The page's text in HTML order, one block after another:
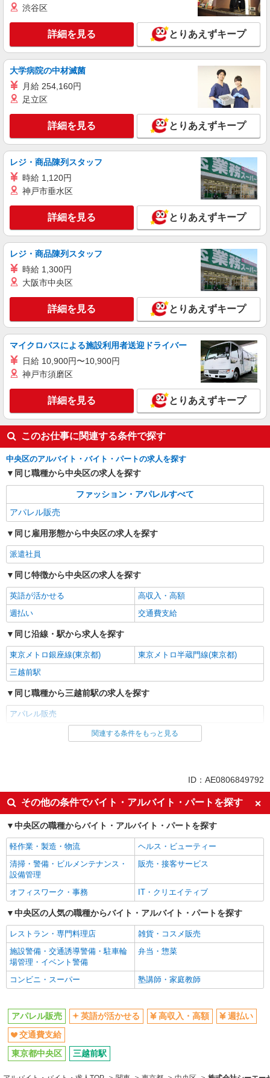
［アルバイト］時給1,500円 ※経験・能力によ
り優遇します。
日本橋高島屋S.C. 新館： 東京都中央区日本
橋2-5-1
キープ 詳細を見る
契約社員
REGAL ヤエチカ
REGALの革靴の販売・接客スタッフ
月給214,500円〜215,500円 ※経験・能力に
よる ※試用期間（3〜6ヶ月※勤務内容による）は
東京都中央区八重洲2-1 八重洲地下街外堀地下
キープ 詳細を見る
リゼッタ
［パート］時給1,230〜1,300円 ※経験・能力
により優遇します。
日本橋高島屋S.C. 新館：東京都中央区日本橋
2-5-1
キープ 詳細を見る
契約社員
REGAL SHOES 銀座数寄屋橋店
REGALの革靴の販売・接客スタッフ
月給214,500円〜215,500円 ※経験・能力に
よる ※試用期間（3〜6ヶ月※勤務内容による）は
時給1,250円
東京都中央区銀座4-2-12 銀座クリスタルビル
1F
キープ 詳細を見る
渋谷区
詳細を見る とりあえずキープ
大学病院の中材滅菌
月給 254,160円
足立区
詳細を見る とりあえずキープ
レジ・商品陳列スタッフ
時給 1,120円
神戸市垂水区
詳細を見る とりあえずキープ
レジ・商品陳列スタッフ
時給 1,300円
大阪市中央区
詳細を見る とりあえずキープ
マイクロバスによる施設利用者送迎ドライバー
日給 10,900円〜10,900円
神戸市須磨区
詳細を見る とりあえずキープ
このお仕事に関連する条件で探す
中央区のアルバイト・バイト・パートの求人を探す
同じ職種から中央区の求人を探す
ファッション・アパレルすべて
アパレル販売
同じ雇用形態から中央区の求人を探す
派遣社員
同じ特徴から中央区の求人を探す
英語が活かせる
高収入・高額
週払い
交通費支給
同じ沿線・駅から求人を探す
東京メトロ銀座線(東京都)
東京メトロ半蔵門線(東京都)
三越前駅
同じ職種から三越前駅の求人を探す
アパレル販売
同じ雇用形態から三越前駅の求人を探す
英語が活かせる
高収入・高額
週払い
交通費支給
ファッション・アパレル
アパレル販売
同じ特徴から求人を探す
英語が活かせる 交通費支給
関連する条件をもっと見る
ID：AE0806849792
その他の条件でバイト・アルバイト・パートを探す
中央区の職種からバイト・アルバイト・パートを探す
軽作業・製造・物流
ヘルス・ビューティー
清掃・警備・ビルメンテナンス・
設備管理
販売・接客サービス
オフィスワーク・事務 IT・クリエイティブ
中央区の人気の職種からバイト・アルバイト・パートを探す
レストラン・専門料理店
雑貨・コスメ販売
施設警備・交通誘導警備・駐車輪
場管理・イベント警備
弁当・惣菜
コンビニ・スーパー 塾講師・家庭教師
アパレル販売 英語が活かせる 高収入・高額
週払い
交通費支給
東京都中央区
三越前駅